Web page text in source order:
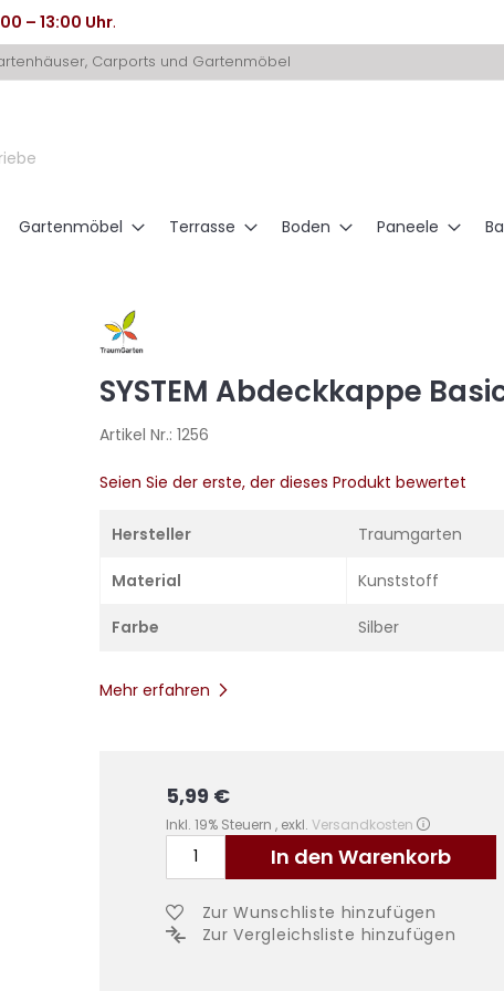
– 13:00 Uhr.
Carports und Gartenmöbel
Gartenmöbel Terrasse Boden Paneele
SYSTEM Abdeckkappe
Artikel Nr.: 1256
Seien Sie der erste, der dieses Produkt bewertet
Hersteller Traumgarten
Material Kunststoff
Farbe Silber
Mehr erfahren
5,99 €
Inkl. 19% Steuern , exkl. Versandkosten
In den Warenkorb
Zur Wunschliste hinzufügen
Zur Vergleichsliste hinzufügen